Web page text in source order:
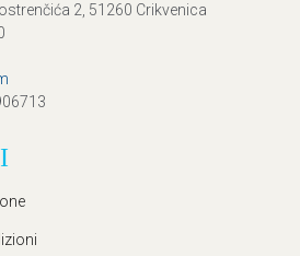
2, 51260 Crikvenica